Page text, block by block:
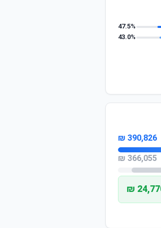
47.5%
43.0%
390,826 ₪
366,055 ₪